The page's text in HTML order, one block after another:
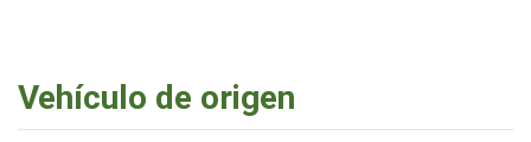
Vehículo de origen